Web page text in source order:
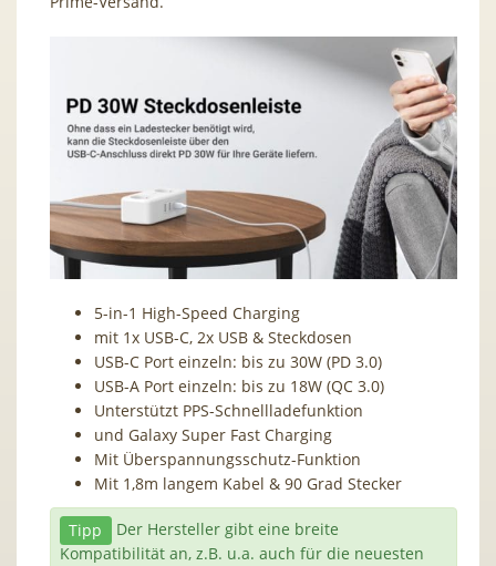
5-in-1 High-Speed Charging
mit 1x USB-C, 2x USB & Steckdosen
USB-C Port einzeln: bis zu 30W (PD 3.0)
USB-A Port einzeln: bis zu 18W (QC 3.0)
Unterstützt PPS-Schnellladefunktion
und Galaxy Super Fast Charging
Mit Überspannungsschutz-Funktion
Mit 1,8m langem Kabel & 90 Grad Stecker
Tipp
Der Hersteller gibt eine breite
Kompatibilität an, z.B. u.a. auch für die neuesten